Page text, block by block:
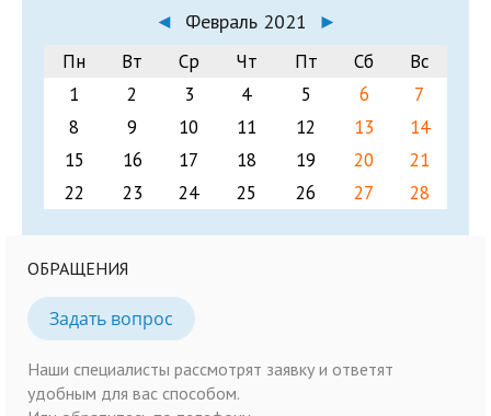
◄
Февраль 2021 ►
Пн Вт Ср Чт Пт Сб
Вс
1
2 3 4 5 6
7
8
9 10 11 12 13
14
15
16 17 18 19 20
21
22
23 24 25 26 27 28
ОБРАЩЕНИЯ
Задать вопрос
Наши специалисты рассмотрят заявку и ответят
удобным для вас способом.